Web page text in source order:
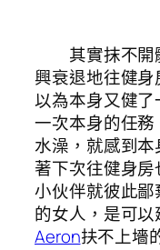
其實抹不開
興衰退地往健
以為本身又健
一次本身的任務
水澡，就感到本
著下次往健身
小伙伴就彼此
的女人，是可
Aeron扶不上墻